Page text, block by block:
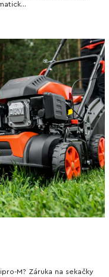
M? Záruka na sekačky